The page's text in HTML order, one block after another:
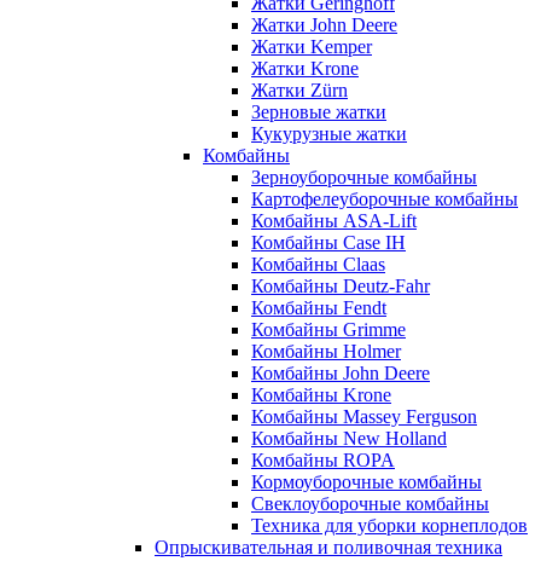
Жатки John Deere
Жатки Kemper
Жатки Krone
Жатки Zürn
Зерновые жатки
Кукурузные жатки
Комбайны
Зерноуборочные комбайны
Картофелеуборочные комбайны
Комбайны ASA-Lift
Комбайны Case IH
Комбайны Claas
Комбайны Deutz-Fahr
Комбайны Fendt
Комбайны Grimme
Комбайны Holmer
Комбайны John Deere
Комбайны Krone
Комбайны Massey Ferguson
Комбайны New Holland
Комбайны ROPA
Кормоуборочные комбайны
Свеклоуборочные комбайны
Техника для уборки корнеплодов
Опрыскивательная и поливочная техника